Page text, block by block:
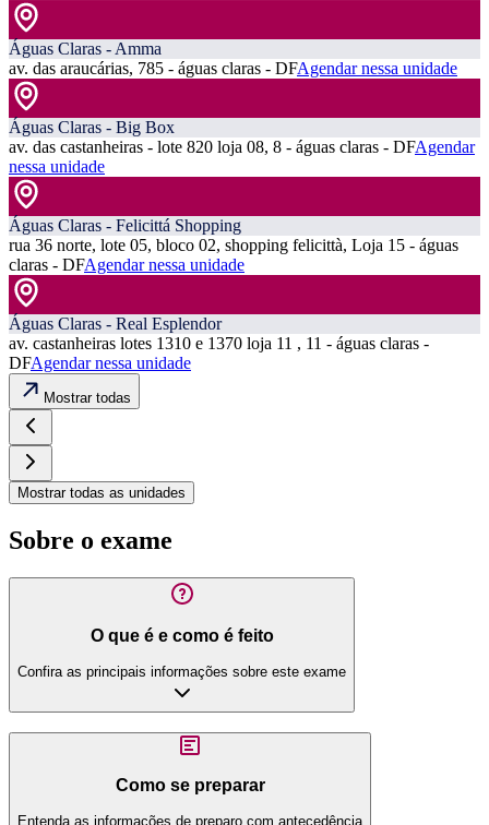
Águas Claras - Amma
av. das araucárias, 785 - águas claras - DFAgendar nessa unidade
Águas Claras - Big Box
av. das castanheiras - lote 820 loja 08, 8 - águas claras - DFAgendar
nessa unidade
Águas Claras - Felicittá Shopping
rua 36 norte, lote 05, bloco 02, shopping felicittà, Loja 15 - águas
claras - DFAgendar nessa unidade
Águas Claras - Real Esplendor
av. castanheiras lotes 1310 e 1370 loja 11 , 11 - águas claras -
DFAgendar nessa unidade
Mostrar todas
Mostrar todas as unidades
Sobre o exame
O que é e como é feito
Confira as principais informações sobre este exame
Como se preparar
Entenda as informações de preparo com antecedência